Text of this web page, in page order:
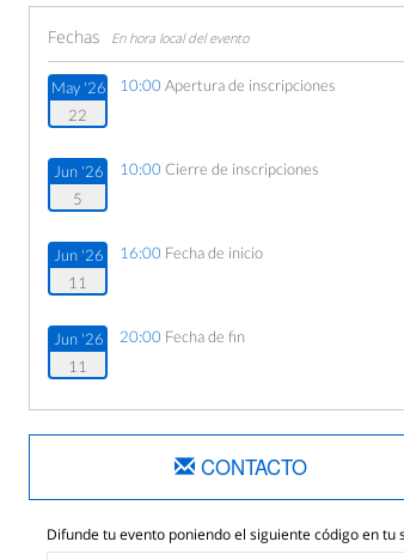
Fechas En hora local del evento
May '26
22
10:00 Apertura de inscripciones
Jun '26
5
10:00 Cierre de inscripciones
Jun '26
11
16:00 Fecha de inicio
Jun '26
11
20:00 Fecha de fin
CONTACTO
Difunde tu evento poniendo el siguiente código en tu